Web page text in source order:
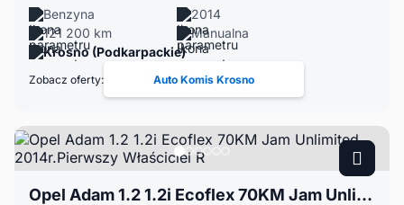
Benzyna
2014
121 200 km
Manualna
Krosno (Podkarpackie)
Zobacz oferty: Auto Komis Krosno
Opel Adam 1.2 1.2i Ecoflex 70KM Jam Unlimited 2014r.Pierwszy Właściciel R